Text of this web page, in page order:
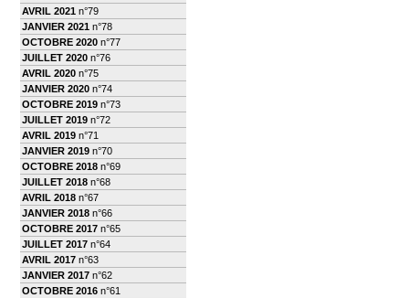
AVRIL 2021 n°79
JANVIER 2021 n°78
OCTOBRE 2020 n°77
JUILLET 2020 n°76
AVRIL 2020 n°75
JANVIER 2020 n°74
OCTOBRE 2019 n°73
JUILLET 2019 n°72
AVRIL 2019 n°71
JANVIER 2019 n°70
OCTOBRE 2018 n°69
JUILLET 2018 n°68
AVRIL 2018 n°67
JANVIER 2018 n°66
OCTOBRE 2017 n°65
JUILLET 2017 n°64
AVRIL 2017 n°63
JANVIER 2017 n°62
OCTOBRE 2016 n°61